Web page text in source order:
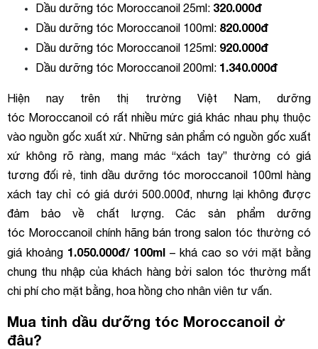
Dầu dưỡng tóc Moroccanoil 25ml: 320.000đ
Dầu dưỡng tóc Moroccanoil 100ml: 820.000đ
Dầu dưỡng tóc Moroccanoil 125ml: 920.000đ
Dầu dưỡng tóc Moroccanoil 200ml: 1.340.000đ
Hiện nay trên thị trường Việt Nam, dưỡng
tóc Moroccanoil có rất nhiều mức giá khác nhau phụ thuộc
vào nguồn gốc xuất xứ. Những sản phẩm có nguồn gốc xuất
xứ không rõ ràng, mang mác “xách tay” thường có giá
tương đối rẻ, tinh dầu dưỡng tóc moroccanoil 100ml hàng
xách tay chỉ có giá dưới 500.000đ, nhưng lại không được
đảm bảo về chất lượng. Các sản phẩm dưỡng
tóc Moroccanoil chính hãng bán trong salon tóc thường có
giá khoảng 1.050.000đ/ 100ml – khá cao so với mặt bằng
chung thu nhập của khách hàng bởi salon tóc thường mất
chi phí cho mặt bằng, hoa hồng cho nhân viên tư vấn.
Mua tinh dầu dưỡng tóc Moroccanoil ở
đâu?